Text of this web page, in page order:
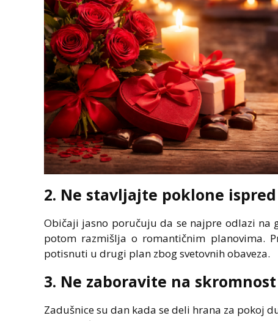
2. Ne stavljajte poklone
Običaji jasno poručuju da se najpre odlazi na
potom razmišlja o romantičnim planovima.
potisnuti u drugi plan zbog svetovnih obaveza.
3. Ne zaboravite na skromnost
Zadušnice su dan kada se deli hrana za pokoj